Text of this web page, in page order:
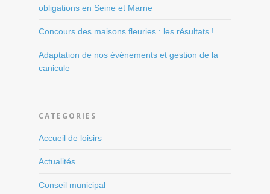
obligations en Seine et Marne
Concours des maisons fleuries : les résultats !
Adaptation de nos événements et gestion de la
canicule
CATEGORIES
Accueil de loisirs
Actualités
Conseil municipal